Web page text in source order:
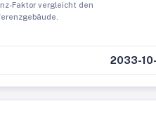
Faktor vergleicht den
2033-